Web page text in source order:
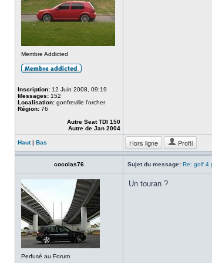
Membre Addicted
Inscription: 12 Juin 2008, 09:19
Messages: 152
Localisation: gonfreville l'orcher
Région: 76
Autre Seat TDI 150
Autre de Jan 2004
Haut| Bas Hors ligne Profil
cocolas76 Sujet du message: Re: golf 4
Perfusé au Forum
Un touran ?